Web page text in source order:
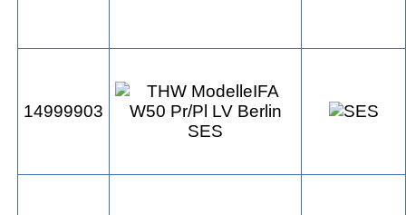
14999903